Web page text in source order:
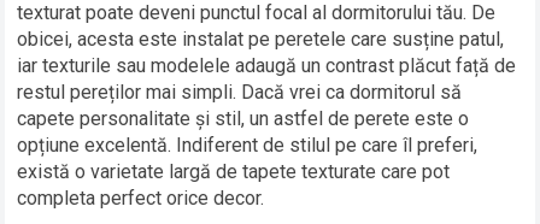
texturat poate deveni punctul focal al dormitorului tău. De
obicei, acesta este instalat pe peretele care susține patul,
iar texturile sau modelele adaugă un contrast plăcut față de
restul pereților mai simpli. Dacă vrei ca dormitorul să
capete personalitate și stil, un astfel de perete este o
opțiune excelentă. Indiferent de stilul pe care îl preferi,
există o varietate largă de tapete texturate care pot
completa perfect orice decor.